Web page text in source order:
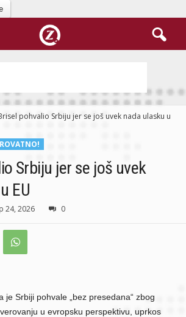
pohvalio Srbiju jer se još uvek nada ulasku u
Srbiju jer se još uvek
EU
24, 2026 0
je Srbiji pohvale „bez presedana“ zbog
u evropsku perspektivu, uprkos